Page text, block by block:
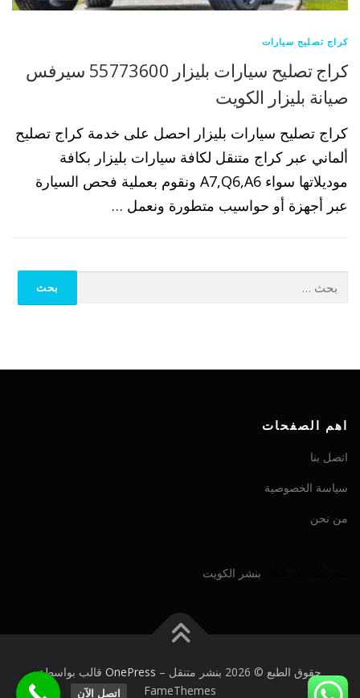
كراج تصليح سيارات
كراج تصليح سيارات بليزار 55773600 سيرفس
صيانة بليزار الكويت
كراج تصليح سيارات بليزار احصل على خدمة كراج تصليح
ألماني عبر كراج متنقل لكافة سيارات بليزار بكافة
موديلاتها سواء A7,Q6,A6 ونقوم بعملية فحص السيارة
عبر أجهزة أو حواسيب متطورة ونعمل …
اهم الصفحات
اتصل بنا
سياسة الخصوصية
من نحن
بنشر الكويت
حقوق الطبع © 2026 بنشر متنقل –
OnePress قالب بواسطة
FameThemes
اتصل الآن